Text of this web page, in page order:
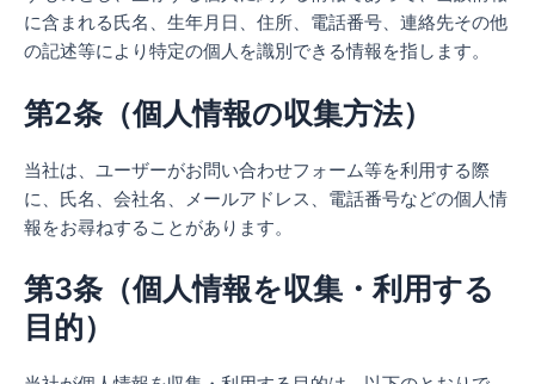
に含まれる氏名、生年月日、住所、電話番号、連絡先その他
の記述等により特定の個人を識別できる情報を指します。
第2条（個人情報の収集方法）
当社は、ユーザーがお問い合わせフォーム等を利用する際
に、氏名、会社名、メールアドレス、電話番号などの個人情
報をお尋ねすることがあります。
第3条（個人情報を収集・利用する
目的）